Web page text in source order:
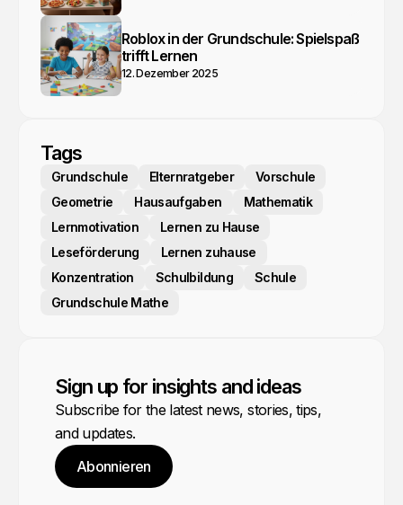
Roblox in der Grundschule: Spielspaß
trifft Lernen
12. Dezember 2025
Tags
Grundschule Elternratgeber
Vorschule
Geometrie
Hausaufgaben
Mathematik
Lernmotivation
Lernen zu Hause
Leseförderung
Lernen zuhause
Konzentration
Schulbildung
Schule
Grundschule Mathe
Sign up for insights and ideas
Subscribe for the latest news, stories, tips,
and updates.
Abonnieren